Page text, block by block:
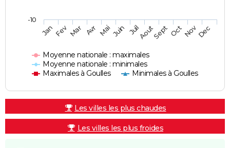
Moyenne nationale : maximales
Moyenne nationale : minimales
Maximales à Goulles
Minimales à Goulles
JanFev Mar Avr MaiJuin JuilAoutSept OctNovDec
-10
Les villes les plus chaudes
Les villes les plus froides